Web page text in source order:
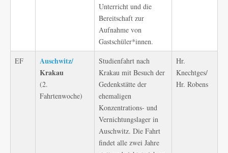
Unterricht und die
Bereitschaft zur
Aufnahme von
Gastschüler*innen.
EF
Auschwitz/
Krakau
(2.
Fahrtenwoche)
Studienfahrt nach
Krakau mit Besuch der
Gedenkstätte der
ehemaligen
Konzentrations- und
Vernichtungslager in
Auschwitz. Die Fahrt
findet alle zwei Jahre
Hr.
Knechtges/
Hr. Robens